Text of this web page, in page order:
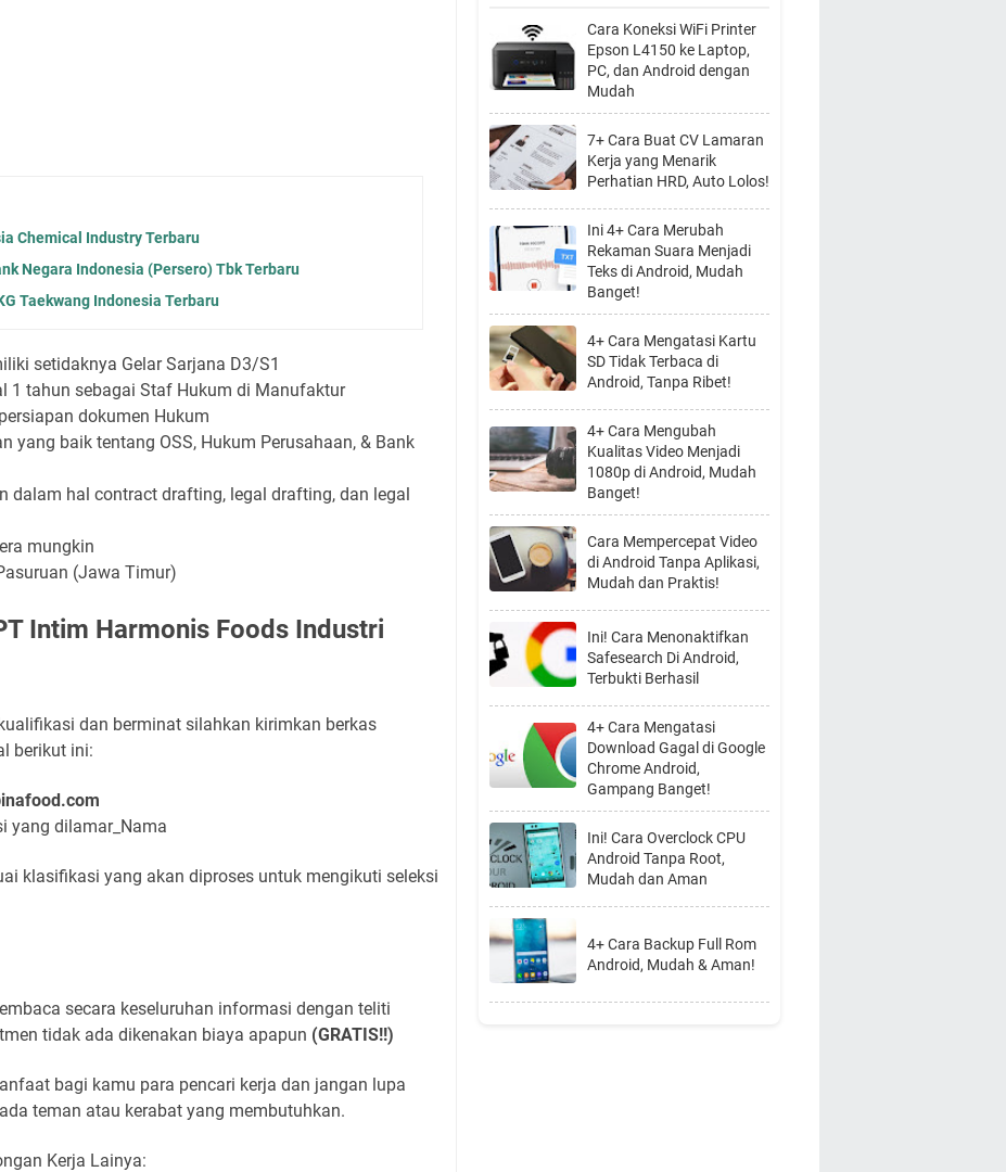
Chemical Industry Terbaru
Negara Indonesia (Persero) Tbk Terbaru
Taekwang Indonesia Terbaru
setidaknya Gelar Sarjana D3/S1
1 tahun sebagai Staf Hukum di Manufaktur
dokumen Hukum
yang baik tentang OSS, Hukum Perusahaan, & Bank
dalam hal contract drafting, legal drafting, dan legal
mungkin
(Jawa Timur)
Intim Harmonis Foods Industri
dan berminat silahkan kirimkan berkas
berikut ini:
yang dilamar_Nama
klasifikasi yang akan diproses untuk mengikuti seleksi
secara keseluruhan informasi dengan teliti
tidak ada dikenakan biaya apapun (GRATIS!!)
bagi kamu para pencari kerja dan jangan lupa
teman atau kerabat yang membutuhkan.
Kerja Lainya:
Cara Koneksi WiFi Printer
Epson L4150 ke Laptop,
PC, dan Android dengan
Mudah
7+ Cara Buat CV Lamaran
Kerja yang Menarik
Perhatian HRD, Auto Lolos!
Ini 4+ Cara Merubah
Rekaman Suara Menjadi
Teks di Android, Mudah
Banget!
4+ Cara Mengatasi Kartu
SD Tidak Terbaca di
Android, Tanpa Ribet!
4+ Cara Mengubah
Kualitas Video Menjadi
1080p di Android, Mudah
Banget!
Cara Mempercepat Video
di Android Tanpa Aplikasi,
Mudah dan Praktis!
Ini! Cara Menonaktifkan
Safesearch Di Android,
Terbukti Berhasil
4+ Cara Mengatasi
Download Gagal di Google
Chrome Android,
Gampang Banget!
Ini! Cara Overclock CPU
Android Tanpa Root,
Mudah dan Aman
4+ Cara Backup Full Rom
Android, Mudah & Aman!